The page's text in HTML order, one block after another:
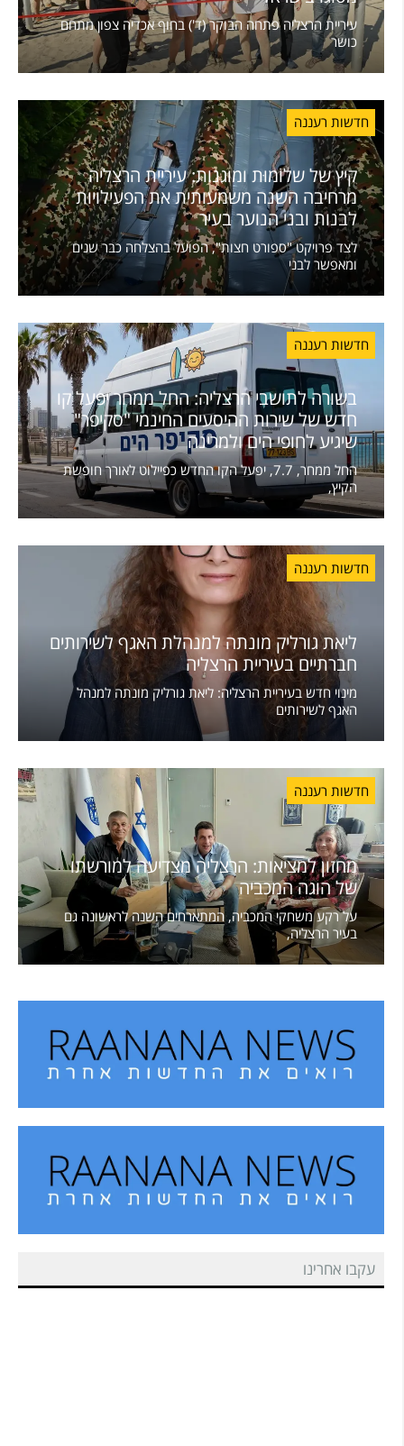
עיריית הרצליה פתחה הבוקר (ד') בחוף אכדיה צפון מתחם
כושר
חדשות רעננה
קיץ של שלוֹמוּת ומוגנות: עיריית הרצליה
מרחיבה השנה משמעותית את הפעילויות
לבנות ובני הנוער בעיר
לצד פרויקט "ספורט חצות", הפועל בהצלחה כבר שנים
ומאפשר לבני
חדשות רעננה
בשורה לתושבי הרצליה: החל ממחר יפעל קו
חדש של שירות ההיסעים החינמי "סקיפר"
שיגיע לחופי הים ולמרינה
החל ממחר, 7.7, יפעל הקו החדש כפיילוט לאורך חופשת
הקיץ,
חדשות רעננה
ליאת גורליק מונתה למנהלת האגף לשירותים
חברתיים בעיריית הרצליה
מינוי חדש בעיריית הרצליה: ליאת גורליק מונתה למנהל
האגף לשירותים
חדשות רעננה
מחזון למציאות: הרצליה מצדיעה למורשתו
של הוגה המכביה
על רקע משחקי המכביה, המתארחים השנה לראשונה גם
בעיר הרצליה,
עקבו אחרינו